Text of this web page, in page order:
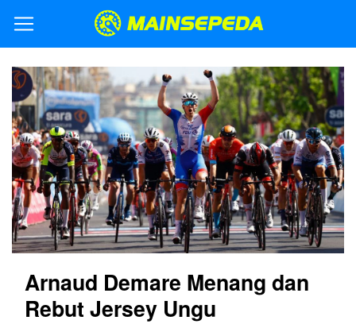
Arnaud Demare Menang dan
Rebut Jersey Ungu